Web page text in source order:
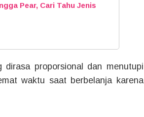
Pear, Cari Tahu Jenis
proporsional dan menutupi
waktu saat berbelanja karena